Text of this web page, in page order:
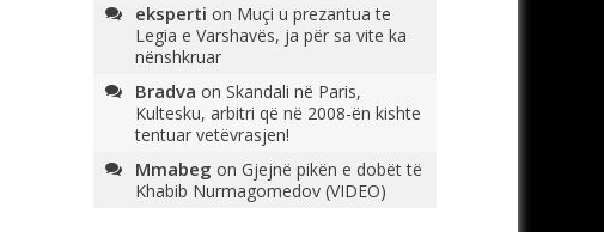
eksperti on Muçi u prezantua te
Legia e Varshavës, ja për sa vite ka
nënshkruar
Bradva on Skandali në Paris,
Kultesku, arbitri që në 2008-ën kishte
tentuar vetëvrasjen!
Mmabeg on Gjejnë pikën e dobët të
Khabib Nurmagomedov (VIDEO)